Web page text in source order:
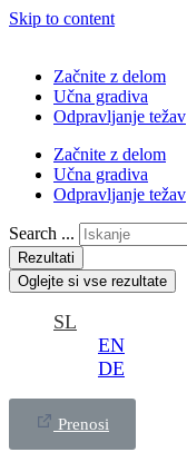
Skip to content
Začnite z delom
Učna gradiva
Odpravljanje težav
Začnite z delom
Učna gradiva
Odpravljanje težav
Search ...
Rezultati
Oglejte si vse rezultate
SL
EN
DE
Prenosi